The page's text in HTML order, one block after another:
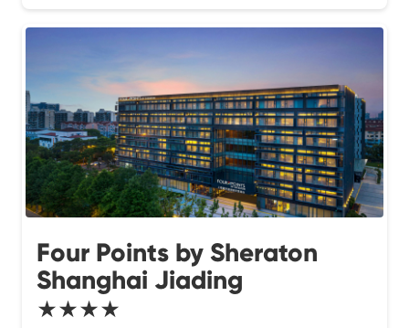
Four Points by Sheraton
Shanghai Jiading
★★★★